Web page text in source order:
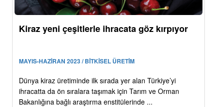
Kiraz yeni çeşitlerle ihracata göz kırpıyor
MAYIS-HAZİRAN 2023 / BİTKİSEL ÜRETİM
Dünya kiraz üretiminde ilk sırada yer alan Türkiye’yi
ihracatta da ön sıralara taşımak için Tarım ve Orman
Bakanlığına bağlı araştırma enstitülerinde ...